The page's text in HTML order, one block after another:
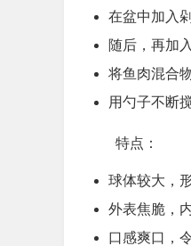
在盆中加入
随后，再加
将鱼肉混合
用勺子不断
特点：
球体较大，
外表焦脆，
口感爽口，